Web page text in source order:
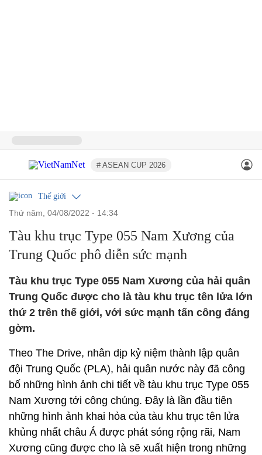
# ASEAN CUP 2026
Thế giới
thứ năm, 04/08/2022 - 14:34
Tàu khu trục Type 055 Nam Xương của
Trung Quốc phô diễn sức mạnh
Tàu khu trục Type 055 Nam Xương của hải quân
Trung Quốc được cho là tàu khu trục tên lửa lớn
thứ 2 trên thế giới, với sức mạnh tấn công đáng
gờm.
Theo The Drive, nhân dịp kỷ niệm thành lập quân
đội Trung Quốc (PLA), hải quân nước này đã công
bố những hình ảnh chi tiết về tàu khu trục Type 055
Nam Xương tới công chúng. Đây là lần đầu tiên
những hình ảnh khai hỏa của tàu khu trục tên lửa
khủng nhất châu Á được phát sóng rộng rãi, Nam
Xương cũng được cho là sẽ xuất hiện trong những